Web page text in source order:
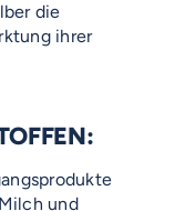
die
ihrer
und